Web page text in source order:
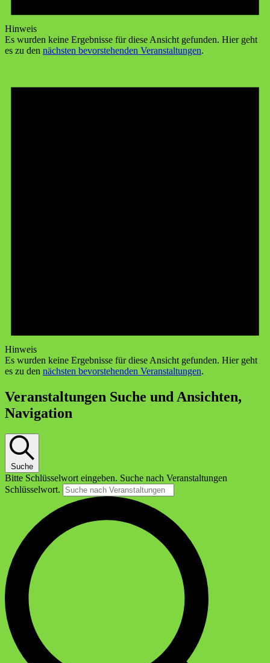
Hinweis
Es wurden keine Ergebnisse für diese Ansicht gefunden. Hier geht
es zu den nächsten bevorstehenden Veranstaltungen.
Hinweis
Es wurden keine Ergebnisse für diese Ansicht gefunden. Hier geht
es zu den nächsten bevorstehenden Veranstaltungen.
Veranstaltungen Suche und Ansichten,
Navigation
Suche
Bitte Schlüsselwort eingeben. Suche nach Veranstaltungen
Schlüsselwort.